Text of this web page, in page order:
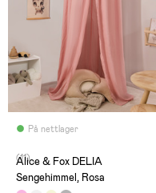
På nettlager
(11)
Alice & Fox DELIA
Sengehimmel, Rosa